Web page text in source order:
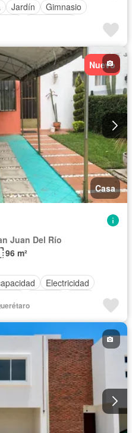
Jardín
Gimnasio
por cable
Nuevo
Casa
Juan Del Río
96 m²
Electricidad